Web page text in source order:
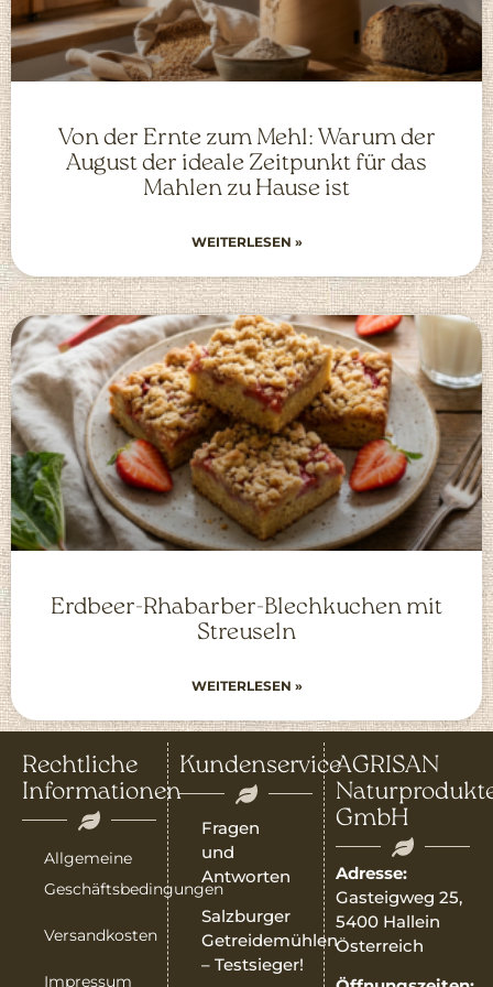
Von der Ernte zum Mehl: Warum der
August der ideale Zeitpunkt für das
Mahlen zu Hause ist
WEITERLESEN »
Erdbeer-Rhabarber-Blechkuchen mit
Streuseln
WEITERLESEN »
Rechtliche
Informationen
Allgemeine
Geschäftsbedingungen
Versandkosten
Impressum
Kundenservice
Fragen
und
Antworten
Salzburger
Getreidemühlen
– Testsieger!
AGRISAN
GmbH
Adresse:
Gasteigweg 25,
5400 Hallein
Österreich